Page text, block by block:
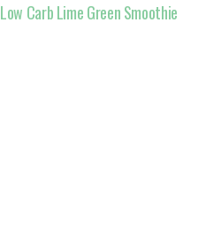
Low Carb Lime Green Smoothie